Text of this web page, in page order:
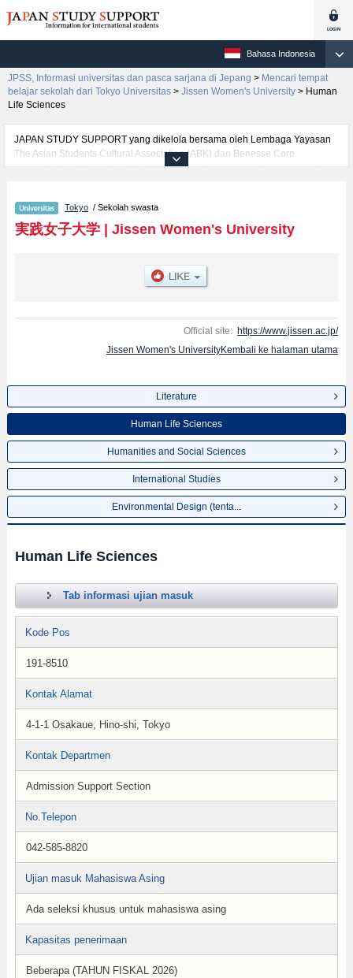
Bahasa Indonesia
JPSS, Informasi universitas dan pasca sarjana di Jepang > Mencari tempat
belajar sekolah dari Tokyo Universitas > Jissen Women's University > Human
Life Sciences
JAPAN STUDY SUPPORT yang dikelola bersama oleh Lembaga Yayasan
The Asian Students Cultural Association (ABK) dan Benesse Corp.
menyediakan informasi sekitar 1300 universitas, pascasarjana, universitas
informasi per fakultas seperti Fakultas LiteratureatauFakultas Human Life
SciencesatauFakultas Humanities and Social SciencesatauFakultas
International StudiesatauFakultas Environmental Design (tentative
mahasiswa(i) mancanegara seperti kuota untuk jumlah pendaftar dan
jumlah kelulusan ujian masuk mahasiswa(i) mancanegara, informasi
Tokyo / Sekolah swasta
実践女子大学| Jissen Women's University
Official site: https://www.jissen.ac.jp/
Jissen Women's UniversityKembali ke halaman utama
Literature
Human Life Sciences
Humanities and Social Sciences
International Studies
Environmental Design (tenta...
Human Life Sciences
Tab informasi ujian masuk
Kode Pos
191-8510
Kontak Alamat
4-1-1 Osakaue, Hino-shi, Tokyo
Kontak Departmen
Admission Support Section
No.Telepon
042-585-8820
Ujian masuk Mahasiswa Asing
Ada seleksi khusus untuk mahasiswa asing
Kapasitas penerimaan
Beberapa (TAHUN FISKAL 2026)